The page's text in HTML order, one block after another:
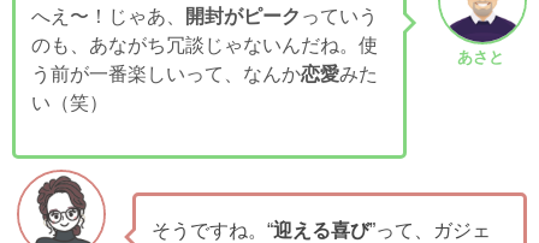
あさと
へえ〜！じゃあ、 開封がピーク っていう
のも、あながち冗談じゃないんだね。使
う前が一番楽しいって、なんか恋愛みた
い（笑）
そうですね。“迎える喜び”って、ガジェ